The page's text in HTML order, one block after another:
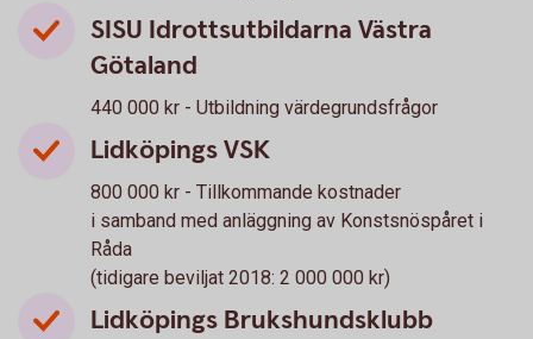
SISU Idrottsutbildarna Västra
Götaland
440 000 kr - Utbildning värdegrundsfrågor
Lidköpings VSK
800 000 kr - Tillkommande kostnader
i samband med anläggning av Konstsnöspåret i
Råda
(tidigare beviljat 2018: 2 000 000 kr)
Lidköpings Brukshundsklubb